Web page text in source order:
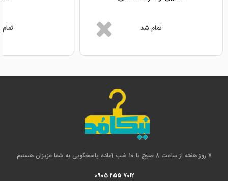
تمام شد
7 روز هفته از ساعت 8 صبح تا 10 شب آماده پاسخگویی به شما عزیزان هستیم
0905 255 7012